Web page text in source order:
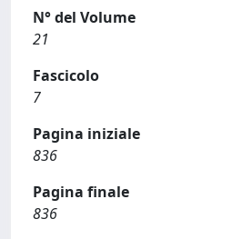
N° del Volume
21
Fascicolo
7
Pagina iniziale
836
Pagina finale
836